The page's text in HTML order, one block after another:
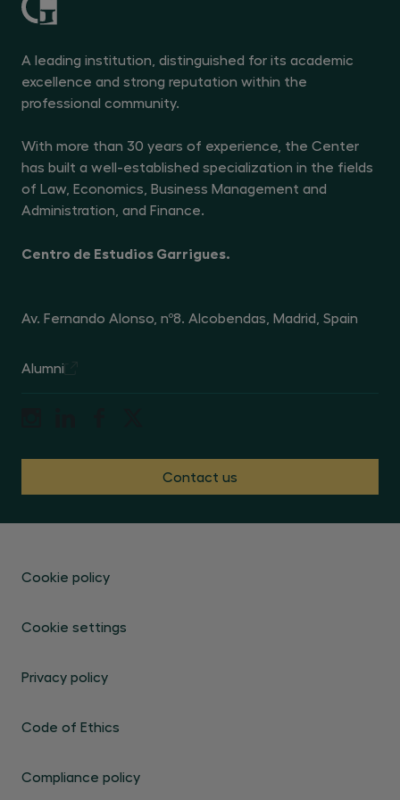
A leading institution, distinguished for its academic
excellence and strong reputation within the
professional community.
With more than 30 years of experience, the Center
has built a well-established specialization in the fields
of Law, Economics, Business Management and
Administration, and Finance.
Centro de Estudios Garrigues.
Av. Fernando Alonso, nº8. Alcobendas, Madrid, Spain
Alumni
Contact us
Cookie policy
Cookie settings
Privacy policy
Code of Ethics
Compliance policy